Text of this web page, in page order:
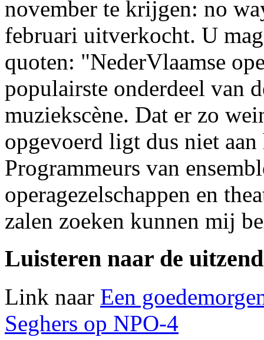
november te krijgen: no
februari uitverkocht. U
quoten: "NederVlaamse
populairste onderdeel van
muziekscène. Dat er zo
opgevoerd ligt dus niet
Programmeurs van
operagezelschappen en
zalen zoeken kunnen mij
Luisteren naar de
Link naar Een
Seghers op NPO-4